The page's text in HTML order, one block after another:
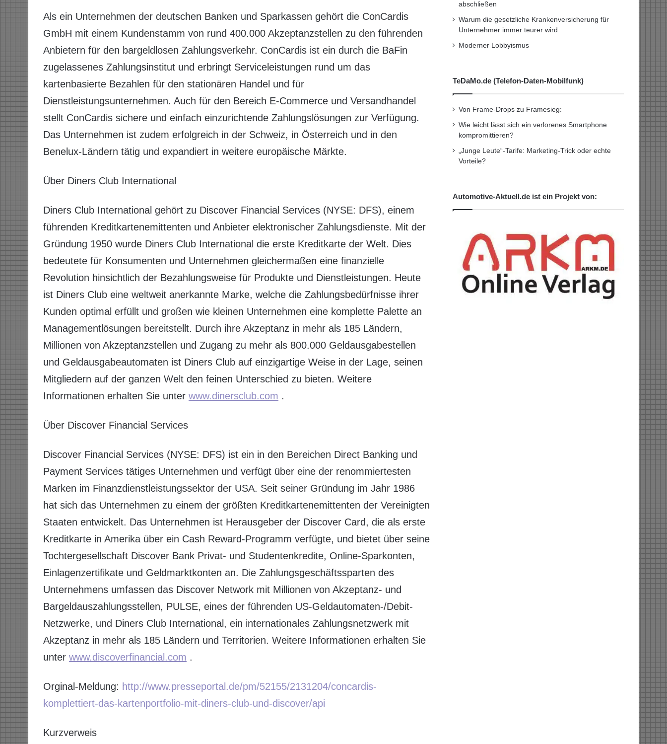
Als ein Unternehmen der deutschen Banken und Sparkassen gehört die ConCardis
GmbH mit einem Kundenstamm von rund 400.000 Akzeptanzstellen zu den führenden
Anbietern für den bargeldlosen Zahlungsverkehr. ConCardis ist ein durch die BaFin
zugelassenes Zahlungsinstitut und erbringt Serviceleistungen rund um das
kartenbasierte Bezahlen für den stationären Handel und für
Dienstleistungsunternehmen. Auch für den Bereich E-Commerce und Versandhandel
stellt ConCardis sichere und einfach einzurichtende Zahlungslösungen zur Verfügung.
Das Unternehmen ist zudem erfolgreich in der Schweiz, in Österreich und in den
Benelux-Ländern tätig und expandiert in weitere europäische Märkte.
Über Diners Club International
Diners Club International gehört zu Discover Financial Services (NYSE: DFS), einem
führenden Kreditkartenemittenten und Anbieter elektronischer Zahlungsdienste. Mit der
Gründung 1950 wurde Diners Club International die erste Kreditkarte der Welt. Dies
bedeutete für Konsumenten und Unternehmen gleichermaßen eine finanzielle
Revolution hinsichtlich der Bezahlungsweise für Produkte und Dienstleistungen. Heute
ist Diners Club eine weltweit anerkannte Marke, welche die Zahlungsbedürfnisse ihrer
Kunden optimal erfüllt und großen wie kleinen Unternehmen eine komplette Palette an
Managementlösungen bereitstellt. Durch ihre Akzeptanz in mehr als 185 Ländern,
Millionen von Akzeptanzstellen und Zugang zu mehr als 800.000 Geldausgabestellen
und Geldausgabeautomaten ist Diners Club auf einzigartige Weise in der Lage, seinen
Mitgliedern auf der ganzen Welt den feinen Unterschied zu bieten. Weitere
Informationen erhalten Sie unter www.dinersclub.com .
Über Discover Financial Services
Discover Financial Services (NYSE: DFS) ist ein in den Bereichen Direct Banking und
Payment Services tätiges Unternehmen und verfügt über eine der renommiertesten
Marken im Finanzdienstleistungssektor der USA. Seit seiner Gründung im Jahr 1986
hat sich das Unternehmen zu einem der größten Kreditkartenemittenten der Vereinigten
Staaten entwickelt. Das Unternehmen ist Herausgeber der Discover Card, die als erste
Kreditkarte in Amerika über ein Cash Reward-Programm verfügte, und bietet über seine
Tochtergesellschaft Discover Bank Privat- und Studentenkredite, Online-Sparkonten,
Einlagenzertifikate und Geldmarktkonten an. Die Zahlungsgeschäftssparten des
Unternehmens umfassen das Discover Network mit Millionen von Akzeptanz- und
Bargeldauszahlungsstellen, PULSE, eines der führenden US-Geldautomaten-/Debit-
Netzwerke, und Diners Club International, ein internationales Zahlungsnetzwerk mit
Akzeptanz in mehr als 185 Ländern und Territorien. Weitere Informationen erhalten Sie
unter www.discoverfinancial.com .
Orginal-Meldung: http://www.presseportal.de/pm/52155/2131204/concardis-
komplettiert-das-kartenportfolio-mit-diners-club-und-discover/api
Kurzverweis
abschließen
Warum die gesetzliche Krankenversicherung für
Unternehmer immer teurer wird
Moderner Lobbyismus
TeDaMo.de (Telefon-Daten-Mobilfunk)
Von Frame-Drops zu Framesieg:
Wie leicht lässt sich ein verlorenes Smartphone
kompromittieren?
„Junge Leute“-Tarife: Marketing-Trick oder echte
Vorteile?
Automotive-Aktuell.de ist ein Projekt von: